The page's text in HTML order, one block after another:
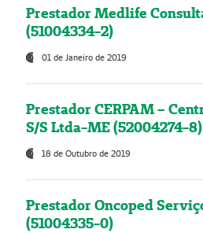
Prestador Medlife
(51004334-2)
01 de Janeiro de 2019
Prestador CERPAM –
S/S Ltda-ME (52004274-8)
18 de Outubro de 2019
Prestador Oncoped
(51004335-0)